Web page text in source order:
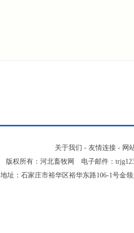
关于我们 - 友情连接 - 网
版权所有：河北畜牧网 电子邮件：
地址：石家庄市裕华区裕华东路106-1号金领